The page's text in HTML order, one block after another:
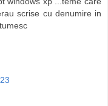
scrise cu denumire in